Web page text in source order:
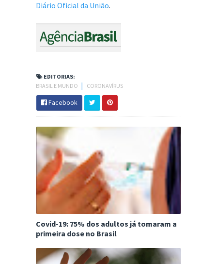
Diário Oficial da União.
EDITORIAS:
BRASIL E MUNDO
CORONAVÍRUS
Facebook
Covid-19: 75% dos adultos já tomaram a
primeira dose no Brasil